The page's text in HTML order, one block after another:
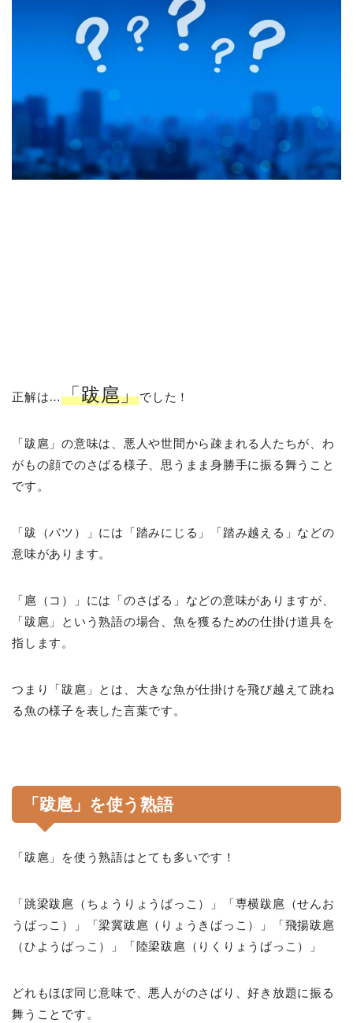
正解は…「跋扈」でした！
「跋扈」の意味は、悪人や世間から疎まれる人たちが、わ
がもの顔でのさばる様子、思うまま身勝手に振る舞うこと
です。
「跋（バツ）」には「踏みにじる」「踏み越える」などの
意味があります。
「扈（コ）」には「のさばる」などの意味がありますが、
「跋扈」という熟語の場合、魚を獲るための仕掛け道具を
指します。
つまり「跋扈」とは、大きな魚が仕掛けを飛び越えて跳ね
る魚の様子を表した言葉です。
「跋扈」を使う熟語
「跋扈」を使う熟語はとても多いです！
「跳梁跋扈（ちょうりょうばっこ）」「専横跋扈（せんお
うばっこ）」「梁冀跋扈（りょうきばっこ）」「飛揚跋扈
（ひようばっこ）」「陸梁跋扈（りくりょうばっこ）」
どれもほぼ同じ意味で、悪人がのさばり、好き放題に振る
舞うことです。